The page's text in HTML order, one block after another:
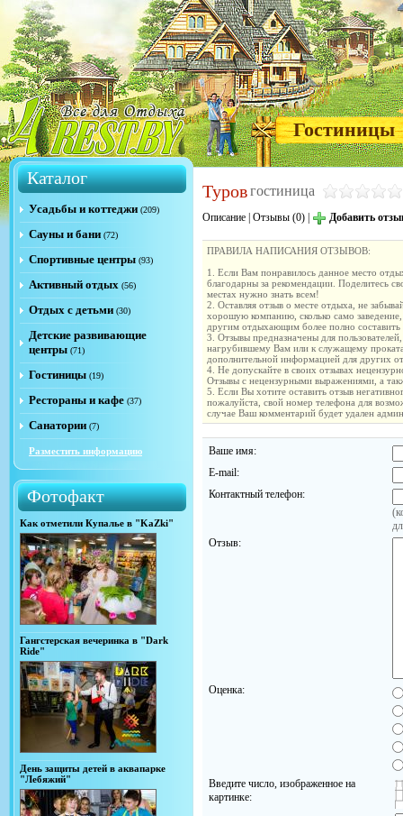
Гостиницы
Каталог
Усадьбы и коттеджи (209)
Сауны и бани (72)
Спортивные центры (93)
Активный отдых (56)
Отдых с детьми (30)
Детские развивающие
центры (71)
Гостиницы (19)
Рестораны и кафе (37)
Санатории (7)
Разместить информацию
Фотофакт
Как отметили Купалье в "KaZki"
Гангстерская вечеринка в "Dark
Ride"
День защиты детей в аквапарке
"Лебяжий"
Туровгостиница
Описание Отзывы (0) Добавить
ПРАВИЛА НАПИСАНИЯ ОТЗЫВОВ:
1. Если Вам понравилось данное место
благодарны за рекомендации. Поделитесь
местах нужно знать всем!
2. Оставляя отзыв о месте отдыха, не
хорошую компанию, сколько само
другим отдыхающим более полно
3. Отзывы предназначены для
нагрубившему Вам или к служащему
дополнительной информацией для других
4. Не допускайте в своих отзывах
Отзывы с нецензурными выражениями, а
5. Если Вы хотите оставить отзыв
пожалуйста, свой номер телефона для
случае Ваш комментарий будет удален
Ваше имя:
E-mail:
Контактный телефон:
Отзыв:
Оценка:
Введите число, изображенное на
картинке: